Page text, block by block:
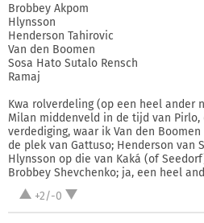
Brobbey Akpom
Hlynsson
Henderson Tahirovic
Van den Boomen
Sosa Hato Sutalo Rensch
Ramaj
Kwa rolverdeling (op een heel ander
Milan middenveld in de tijd van
verdediging, waar ik Van den
de plek van Gattuso; Henderson van
Hlynsson op die van Kaká (of
Brobbey Shevchenko; ja, een heel
+2/-0